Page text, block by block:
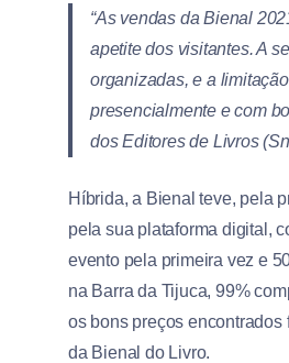
“As vendas da Bienal
apetite dos visitantes. A
organizadas, e a
presencialmente e com
dos Editores de Livros
Híbrida, a Bienal teve, pela
pela sua plataforma digital,
evento pela primeira vez e
na Barra da Tijuca, 99%
os bons preços
da Bienal do Livro.